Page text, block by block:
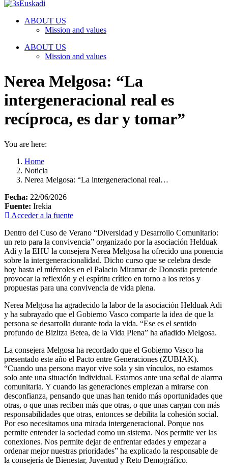
ABOUT US
Mission and values
ABOUT US
Mission and values
Nerea Melgosa: “La
intergeneracional real es
recíproca, es dar y tomar”
You are here:
Home
Noticia
Nerea Melgosa: “La intergeneracional real…
Fecha: 22/06/2026
Fuente: Irekia
Acceder a la fuente
Dentro del Cuso de Verano “Diversidad y Desarrollo Comunitario:
un reto para la convivencia” organizado por la asociación Helduak
Adi y la EHU la consejera Nerea Melgosa ha ofrecido una ponencia
sobre la intergeneracionalidad. Dicho curso que se celebra desde
hoy hasta el miércoles en el Palacio Miramar de Donostia pretende
provocar la reflexión y el espíritu crítico en torno a los retos y
propuestas para una convivencia de vida plena.
Nerea Melgosa ha agradecido la labor de la asociación Helduak Adi
y ha subrayado que el Gobierno Vasco comparte la idea de que la
persona se desarrolla durante toda la vida. “Ese es el sentido
profundo de Bizitza Betea, de la Vida Plena” ha añadido Melgosa.
La consejera Melgosa ha recordado que el Gobierno Vasco ha
presentado este año el Pacto entre Generaciones (ZUBIAK).
“Cuando una persona mayor vive sola y sin vínculos, no estamos
solo ante una situación individual. Estamos ante una señal de alarma
comunitaria. Y cuando las generaciones empiezan a mirarse con
desconfianza, pensando que unas han tenido más oportunidades que
otras, o que unas reciben más que otras, o que unas cargan con más
responsabilidades que otras, entonces se debilita la cohesión social.
Por eso necesitamos una mirada intergeneracional. Porque nos
permite entender la sociedad como un sistema. Nos permite ver las
conexiones. Nos permite dejar de enfrentar edades y empezar a
ordenar mejor nuestras prioridades” ha explicado la responsable de
la consejería de Bienestar, Juventud y Reto Demográfico.